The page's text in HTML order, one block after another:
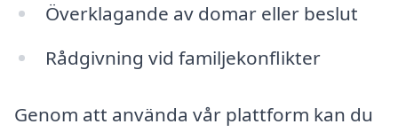
Överklagande av domar eller beslut
Rådgivning vid familjekonflikter
Genom att använda vår plattform kan du